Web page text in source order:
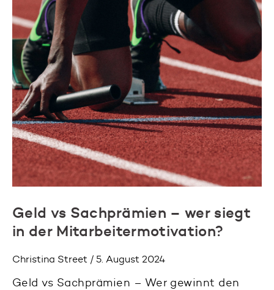
Geld vs Sachprämien – wer siegt
in der Mitarbeitermotivation?
Christina Street / 5. August 2024
Geld vs Sachprämien – Wer gewinnt den